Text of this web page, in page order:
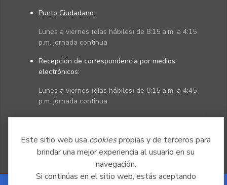
Este sitio web usa cookiespropias y de terceros para
brindar una mejor experiencia al usuario en su
navegación.
Si continúas en el sitio web, estás aceptando
Punto Ciudadano:
Lunes a viernes (días hábiles) de 8:15 a.m. a 4:15
p.m. jornada continua
Recepción de correspondencia por medios
electrónicos:
Lunes a viernes (días hábiles) de 8:15 a.m. a 4:45
p.m. jornada continua